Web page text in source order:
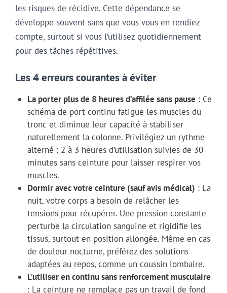
les risques de récidive. Cette dépendance se
développe souvent sans que vous vous en rendiez
compte, surtout si vous l’utilisez quotidiennement
pour des tâches répétitives.
Les 4 erreurs courantes à éviter
La porter plus de 8 heures d’affilée sans pause : Ce
schéma de port continu fatigue les muscles du
tronc et diminue leur capacité à stabiliser
naturellement la colonne. Privilégiez un rythme
alterné : 2 à 3 heures d’utilisation suivies de 30
minutes sans ceinture pour laisser respirer vos
muscles.
Dormir avec votre ceinture (sauf avis médical) : La
nuit, votre corps a besoin de relâcher les
tensions pour récupérer. Une pression constante
perturbe la circulation sanguine et rigidifie les
tissus, surtout en position allongée. Même en cas
de douleur nocturne, préférez des solutions
adaptées au repos, comme un coussin lombaire.
L’utiliser en continu sans renforcement musculaire
: La ceinture ne remplace pas un travail de fond